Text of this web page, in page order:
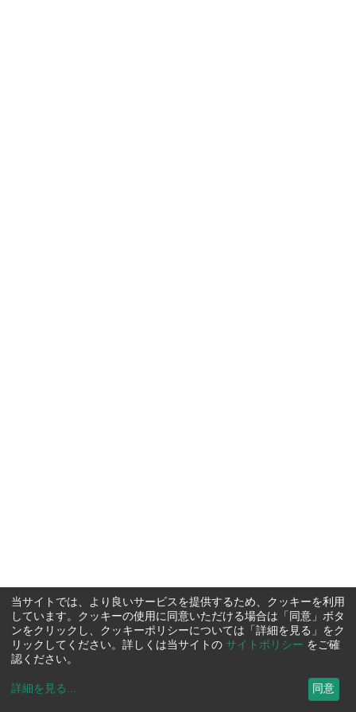
当サイトでは、より良いサービスを提供するため、クッキーを利用
しています。クッキーの使用に同意いただける場合は「同意」ボタ
ンをクリックし、クッキーポリシーについては「詳細を見る」をク
リックしてください。詳しくは当サイトの サイトポリシー をご確
認ください。
詳細を見る ... 同意